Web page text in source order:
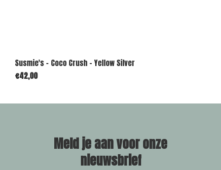
Susmie's - Coco Crush - Yellow Silver
€42,00
Meld je aan voor onze
nieuwsbrief